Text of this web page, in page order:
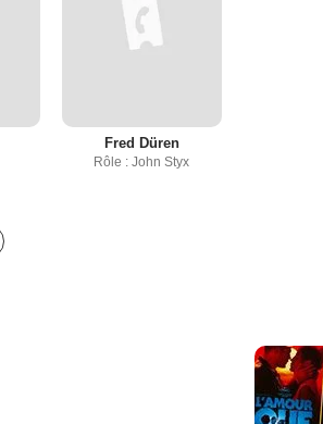
Fred Düren
Rôle : John Styx